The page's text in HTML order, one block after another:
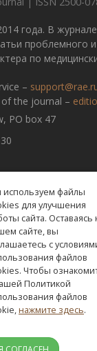
года. В
проблемного
по
–
the journal –
PO box 47
доступны по
(«Атрибуция»)
academy of natural
файлы
для улучшения
сайта. Оставаясь
сайте, вы
с
файлов
Чтобы
Политикой
файлов
нажмите здесь.